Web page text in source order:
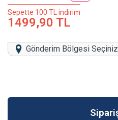
Sepette 100 TL indirim
1499,90 TL
Gönderim Bölgesi Seçiniz